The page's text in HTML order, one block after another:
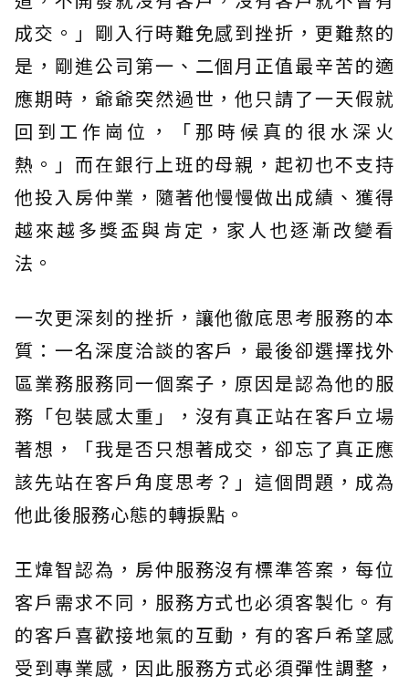
成交。」剛入行時難免感到挫折，更難熬的
是，剛進公司第一、二個月正值最辛苦的適
應期時，爺爺突然過世，他只請了一天假就
回到工作崗位，「那時候真的很水深火
熱。」而在銀行上班的母親，起初也不支持
他投入房仲業，隨著他慢慢做出成績、獲得
越來越多獎盃與肯定，家人也逐漸改變看
法。
一次更深刻的挫折，讓他徹底思考服務的本
質：一名深度洽談的客戶，最後卻選擇找外
區業務服務同一個案子，原因是認為他的服
務「包裝感太重」，沒有真正站在客戶立場
著想，「我是否只想著成交，卻忘了真正應
該先站在客戶角度思考？」這個問題，成為
他此後服務心態的轉捩點。
王煒智認為，房仲服務沒有標準答案，每位
客戶需求不同，服務方式也必須客製化。有
的客戶喜歡接地氣的互動，有的客戶希望感
受到專業感，因此服務方式必須彈性調整，